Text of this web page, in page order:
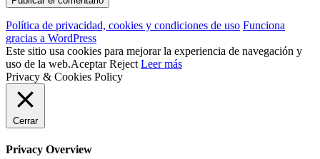
Política de privacidad, cookies y condiciones de uso Funciona
gracias a WordPress
Este sitio usa cookies para mejorar la experiencia de navegación y
uso de la web.Aceptar Reject Leer más
Privacy & Cookies Policy
Cerrar
Privacy Overview